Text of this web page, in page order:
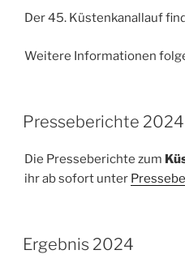
Der 45. Küstenkanallauf
Weitere Informationen
VERÖFFENTLICHT
AM
Presseberichte
Die Presseberichte zum
ihr ab sofort unter
VERÖFFENTLICHT
AM
Ergebnis 2024